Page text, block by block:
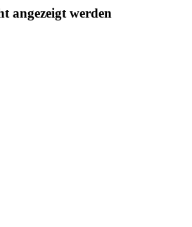
angezeigt werden